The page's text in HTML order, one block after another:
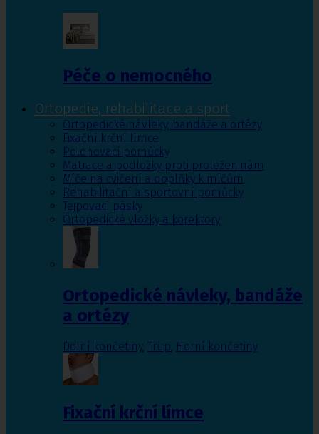
Péče o nemocného
Ortopedie, rehabilitace a sport
Ortopedické návleky, bandáže a ortézy
Fixační krční límce
Polohovací pomůcky
Matrace a podložky proti proleženinám
Míče na cvičení a doplňky k míčům
Rehabilitační a sportovní pomůcky
Tejpovací pásky
Ortopedické vložky a korektory
Ortopedické návleky, bandáže
a ortézy
Dolní končetiny, Trup, Horní končetiny
Fixační krční límce